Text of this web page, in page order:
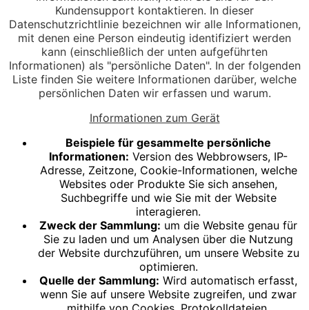
Kundensupport kontaktieren. In dieser
Datenschutzrichtlinie bezeichnen wir alle Informationen,
mit denen eine Person eindeutig identifiziert werden
kann (einschließlich der unten aufgeführten
Informationen) als "persönliche Daten". In der folgenden
Liste finden Sie weitere Informationen darüber, welche
persönlichen Daten wir erfassen und warum.
Informationen zum Gerät
Beispiele für gesammelte persönliche
Informationen: Version des Webbrowsers, IP-
Adresse, Zeitzone, Cookie-Informationen, welche
Websites oder Produkte Sie sich ansehen,
Suchbegriffe und wie Sie mit der Website
interagieren.
Zweck der Sammlung: um die Website genau für
Sie zu laden und um Analysen über die Nutzung
der Website durchzuführen, um unsere Website zu
optimieren.
Quelle der Sammlung: Wird automatisch erfasst,
wenn Sie auf unsere Website zugreifen, und zwar